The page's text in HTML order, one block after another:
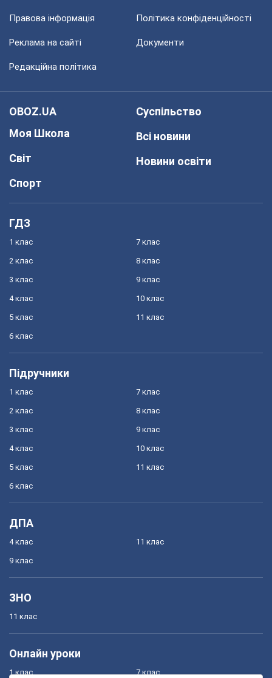
Правова інформація Політика конфіденційності
Реклама на сайті Документи
Редакційна політика
OBOZ.UA
Моя Школа
Світ
Спорт
Суспільство
Всі новини
Новини освіти
ГДЗ
1 клас
2 клас
3 клас
4 клас
5 клас
6 клас
7 клас
8 клас
9 клас
10 клас
11 клас
Підручники
1 клас
2 клас
3 клас
4 клас
5 клас
6 клас
7 клас
8 клас
9 клас
10 клас
11 клас
ДПА
4 клас
9 клас
11 клас
ЗНО
11 клас
Онлайн уроки
1 клас 7 клас